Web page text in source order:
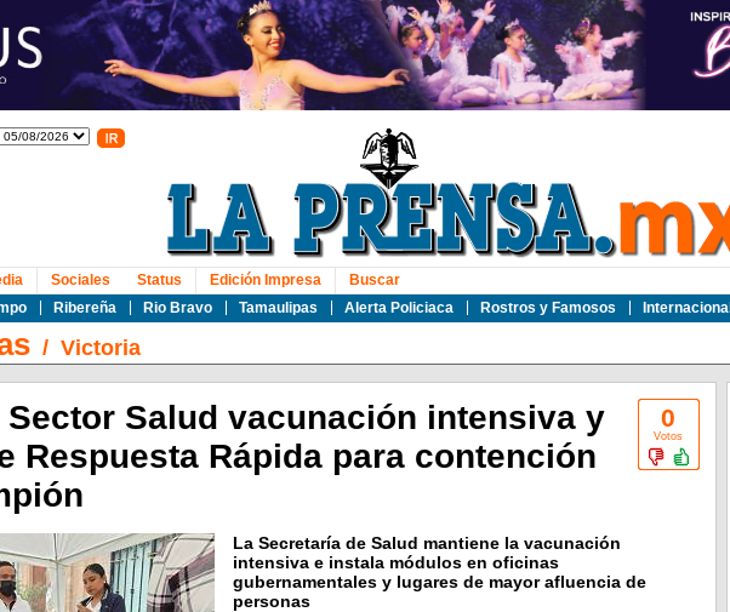
Ribereña Rio Bravo Tamaulipas Alerta Policiaca Rostros y Famosos Internacional
Sociales Status Edición Impresa Buscar
/ Victoria
0
Votos
Sector Salud vacunación intensiva y
Respuesta Rápida para contención
La Secretaría de Salud mantiene la vacunación
intensiva e instala módulos en oficinas
gubernamentales y lugares de mayor afluencia de
personas